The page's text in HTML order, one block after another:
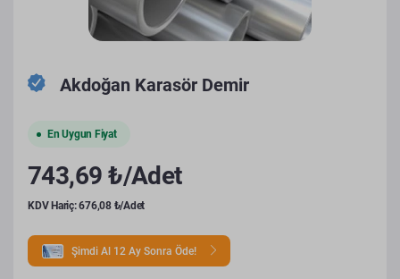
Akdoğan Karasör Demir
En Uygun Fiyat
743,69 ₺/Adet
KDV Hariç: 676,08 ₺/Adet
Şimdi Al 12 Ay Sonra Öde!